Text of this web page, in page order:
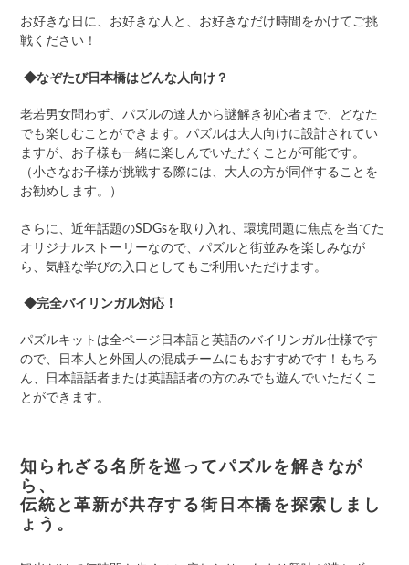
お好きな日に、お好きな人と、お好きなだけ時間をかけてご挑
戦ください！
◆なぞたび日本橋はどんな人向け？
老若男女問わず、パズルの達人から謎解き初心者まで 、どなた
でも楽しむことができ ます。パズルは大人向けに設計されてい
ますが、お子様も一緒に楽しんでいただくことが可能です。
（小さなお子様が挑戦する際には、 大人の方が同伴することを
お勧めします。）
さらに、近年話題のSDGsを取り入れ、環境問題に焦点を当てた
オリジナルストーリーなので、パズルと街並みを楽しみなが
ら、気軽な学びの入口としてもご利用いただけます。
◆完全バイリンガル対応！
パズルキットは全ページ日本語と英語のバイリンガル仕様です
ので、日本人と外国人の混成チームにもおすすめです！もちろ
ん、日本語話者または英語話者の方のみでも遊んでいただくこ
とができます。
知られざる名所を巡ってパズルを解きなが
ら、
伝統と革新が共存する街 日本橋を探索しまし
ょう。